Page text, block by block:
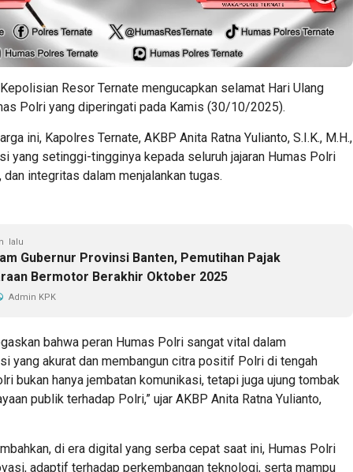
Resor Ternate mengucapkan selamat Hari Ulang
Polri yang diperingati pada Kamis (30/10/2025).
ini, Kapolres Ternate, AKBP Anita Ratna Yulianto, S.I.K., M.H.,
yang setinggi-tingginya kepada seluruh jajaran Humas Polri
integritas dalam menjalankan tugas.
lalu
Gubernur Provinsi Banten, Pemutihan Pajak
Bermotor Berakhir Oktober 2025
Admin KPK
bahwa peran Humas Polri sangat vital dalam
yang akurat dan membangun citra positif Polri di tengah
bukan hanya jembatan komunikasi, tetapi juga ujung tombak
publik terhadap Polri,” ujar AKBP Anita Ratna Yulianto,
di era digital yang serba cepat saat ini, Humas Polri
adaptif terhadap perkembangan teknologi, serta mampu